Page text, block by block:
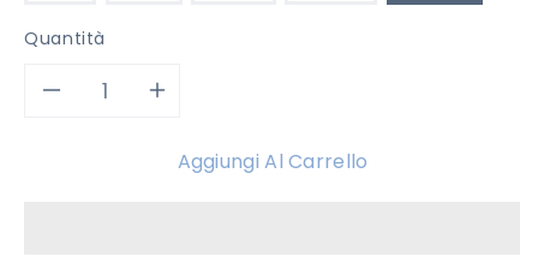
Quantità
Diminuisci
quantità
Aumenta
quantità
Aggiungi Al Carrello